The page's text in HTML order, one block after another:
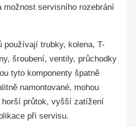
možnost servisního rozebrání
používají trubky, kolena, T-
šroubení, ventily, průchodky
tyto komponenty špatně
namontované, mohou
průtok, vyšší zatížení
při servisu.